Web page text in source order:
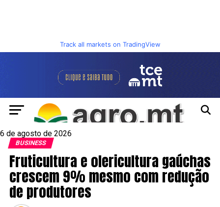
Track all markets on TradingView
6 de agosto de 2026
BUSINESS
Fruticultura e olericultura gaúchas
crescem 9% mesmo com redução
de produtores